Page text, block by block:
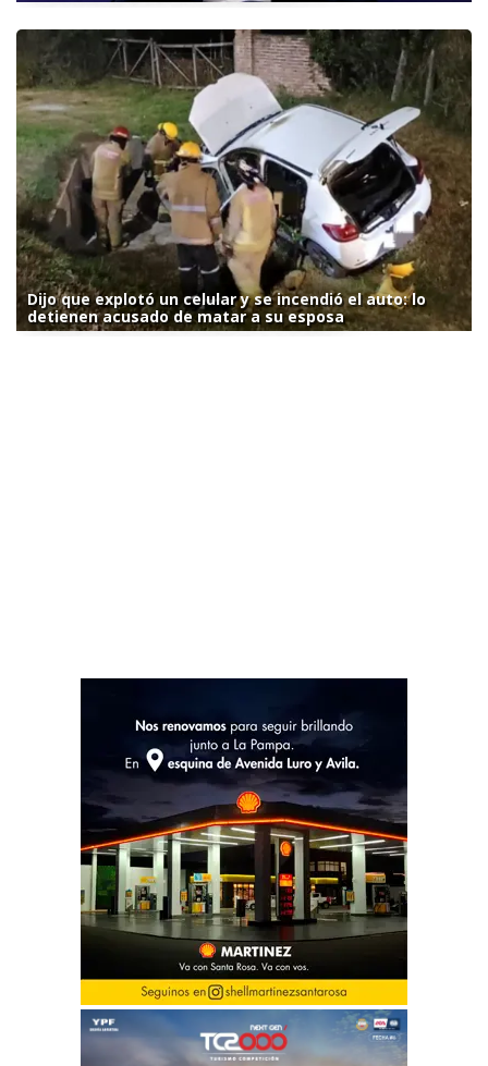
Dijo que explotó un celular y se incendió el auto: lo
detienen acusado de matar a su esposa